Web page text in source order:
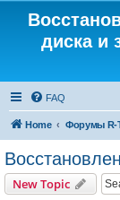
диска и
FAQ
Home Форумы R-
New Topic